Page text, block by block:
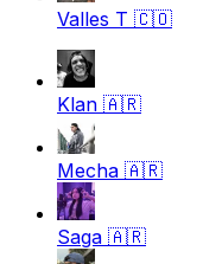
Valles T 🇨🇴
Klan 🇦🇷
Mecha 🇦🇷
Saga 🇦🇷